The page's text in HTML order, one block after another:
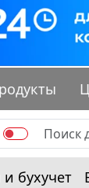
бухучет